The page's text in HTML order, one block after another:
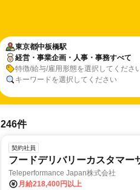
東京都中板橋駅
経営・事業企画・人事・事務すべて
特徴/給与/雇用形態を選択してくださ
キーワードを選択してください
246件
契約社員
フードデリバリーカスタマー
Teleperformance Japan株式会社
月給218,400円以上